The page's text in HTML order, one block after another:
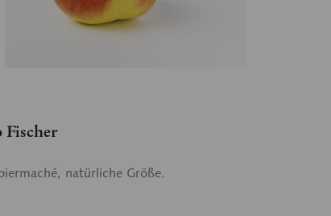
Fischer
natürliche Größe.